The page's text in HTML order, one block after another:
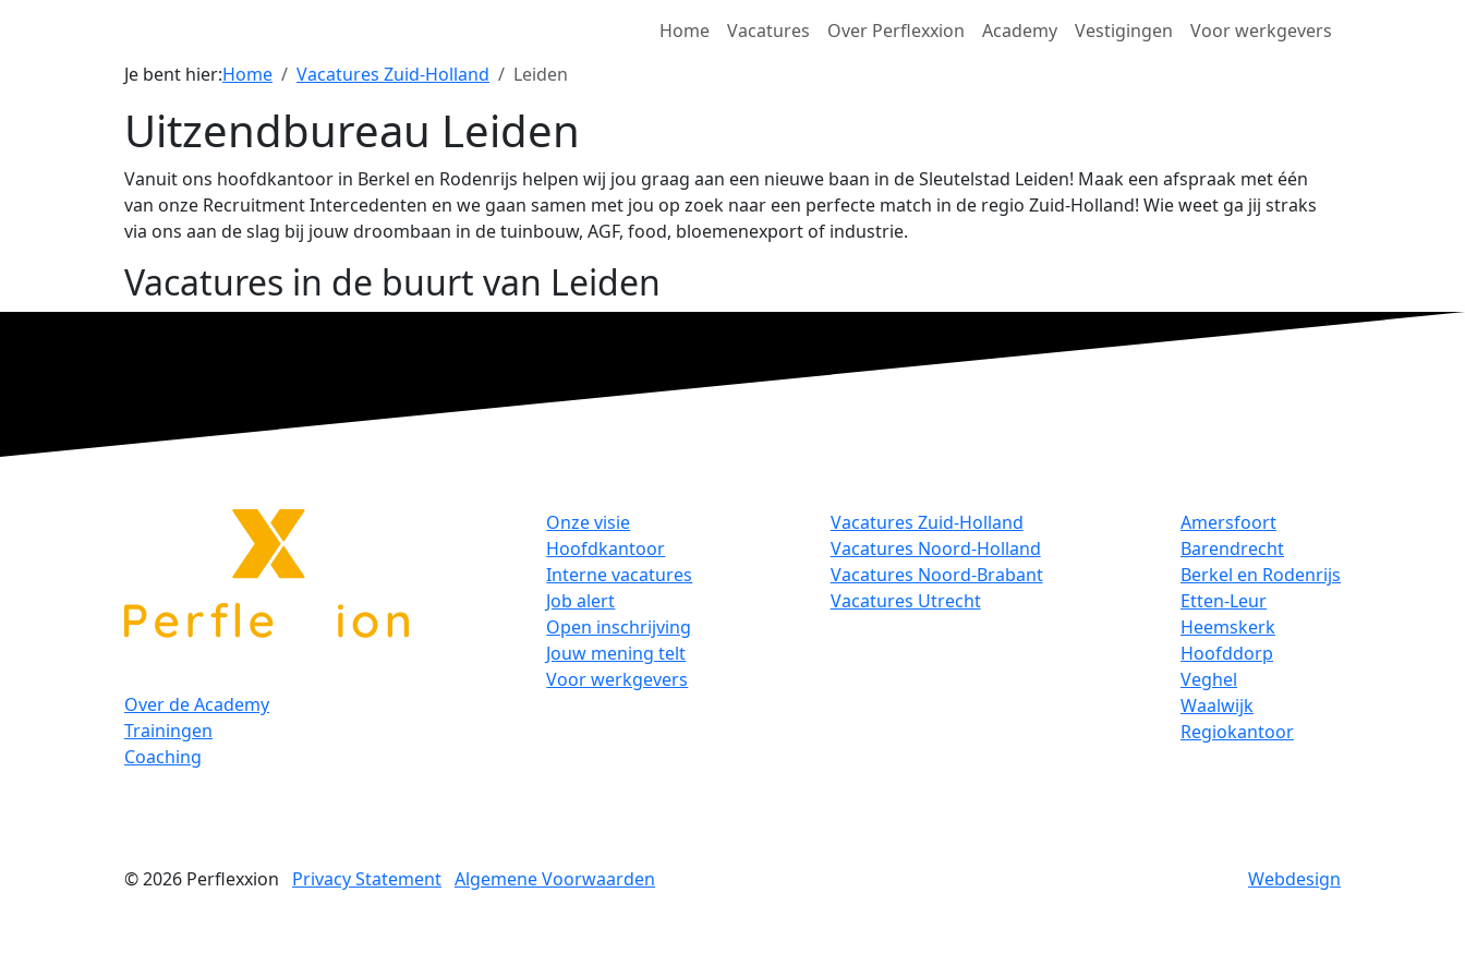
Home Vacatures Over Perflexxion Academy Vestigingen
Voor werkgevers
Je bent hier:Home Vacatures Zuid-Holland Leiden
Uitzendbureau Leiden
Vanuit ons hoofdkantoor in Berkel en Rodenrijs helpen wij jou graag aan een nieuwe baan in de Sleutelstad Leiden! Maak een afspraak met één
van onze Recruitment Intercedenten en we gaan samen met jou op zoek naar een perfecte match in de regio Zuid-Holland! Wie weet ga jij straks
via ons aan de slag bij jouw droombaan in de tuinbouw, AGF, food, bloemenexport of industrie.
Vacatures in de buurt van Leiden
Over de Academy
Trainingen
Coaching
Onze visie
Hoofdkantoor
Interne vacatures
Job alert
Open inschrijving
Jouw mening telt
Voor werkgevers
Vacatures Zuid-Holland
Vacatures Noord-Holland
Vacatures Noord-Brabant
Vacatures Utrecht
Amersfoort
Barendrecht
Berkel en Rodenrijs
Etten-Leur
Heemskerk
Hoofddorp
Veghel
Waalwijk
Regiokantoor
© 2026 Perflexxion Privacy Statement Algemene Voorwaarden Webdesign